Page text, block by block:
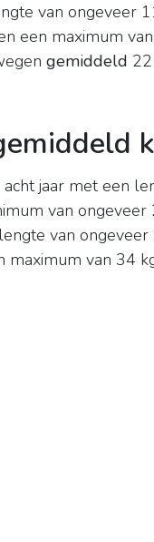
van ongeveer
een maximum
gemiddeld
jaar met een
van
van
maximum van 34